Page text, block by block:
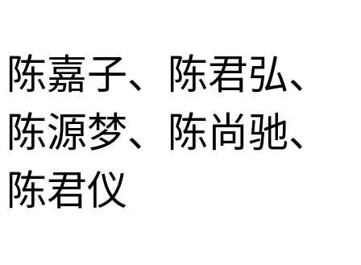
陈嘉子、陈君弘、
陈源梦、陈尚驰、
陈君仪